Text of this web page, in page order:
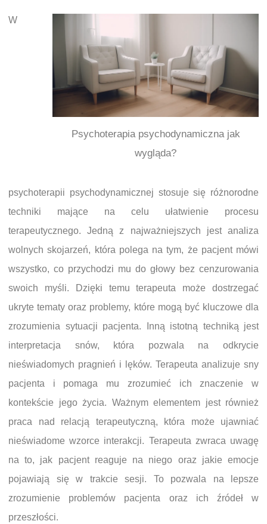
Psychoterapia psychodynamiczna jak
wygląda?
W
psychoterapii psychodynamicznej stosuje się różnorodne
techniki mające na celu ułatwienie procesu
terapeutycznego. Jedną z najważniejszych jest analiza
wolnych skojarzeń, która polega na tym, że pacjent mówi
wszystko, co przychodzi mu do głowy bez cenzurowania
swoich myśli. Dzięki temu terapeuta może dostrzegać
ukryte tematy oraz problemy, które mogą być kluczowe dla
zrozumienia sytuacji pacjenta. Inną istotną techniką jest
interpretacja snów, która pozwala na odkrycie
nieświadomych pragnień i lęków. Terapeuta analizuje sny
pacjenta i pomaga mu zrozumieć ich znaczenie w
kontekście jego życia. Ważnym elementem jest również
praca nad relacją terapeutyczną, która może ujawniać
nieświadome wzorce interakcji. Terapeuta zwraca uwagę
na to, jak pacjent reaguje na niego oraz jakie emocje
pojawiają się w trakcie sesji. To pozwala na lepsze
zrozumienie problemów pacjenta oraz ich źródeł w
przeszłości.